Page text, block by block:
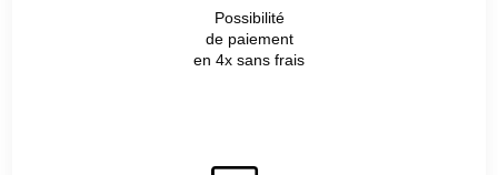
Possibilité
de paiement
en 4x sans frais